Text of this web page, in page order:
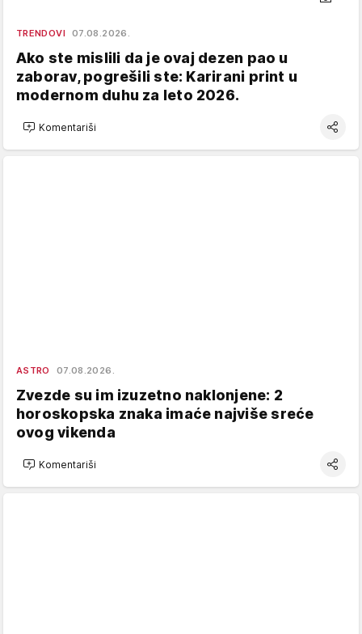
TRENDOVI 07.08.2026.
Ako ste mislili da je ovaj dezen pao u
zaborav, pogrešili ste: Karirani print u
modernom duhu za leto 2026.
Komentariši
ASTRO 07.08.2026.
Zvezde su im izuzetno naklonjene: 2
horoskopska znaka imaće najviše sreće
ovog vikenda
Komentariši